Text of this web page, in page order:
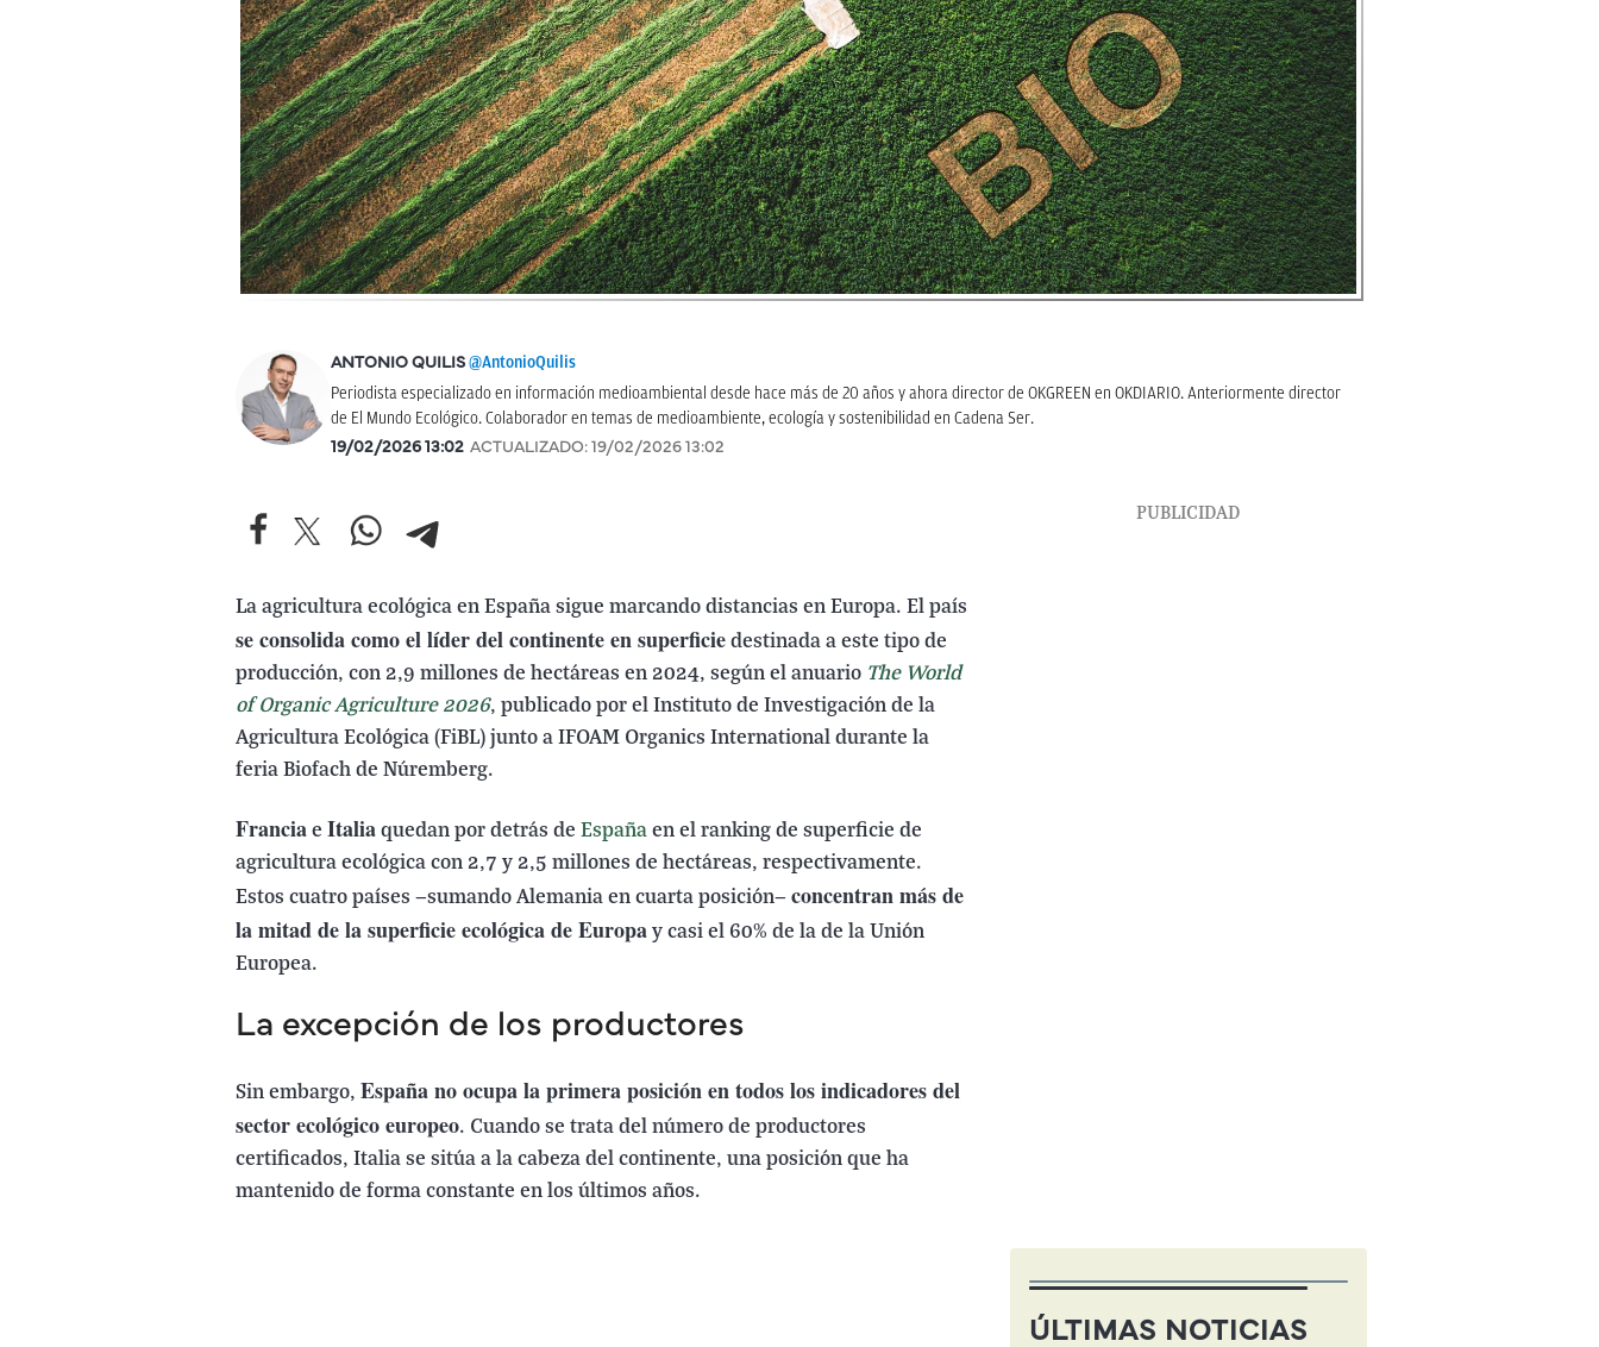
ANTONIO QUILIS @AntonioQuilis
Periodista especializado en información medioambiental desde hace más de 20 años y ahora director de OKGREEN en OKDIARIO. Anteriormente director
de El Mundo Ecológico. Colaborador en temas de medioambiente, ecología y sostenibilidad en Cadena Ser.
19/02/2026 13:02 ACTUALIZADO: 19/02/2026 13:02
La agricultura ecológica en España sigue marcando distancias en Europa. El país
se consolida como el líder del continente en superficie destinada a este tipo de
producción, con 2,9 millones de hectáreas en 2024, según el anuario The World
of Organic Agriculture 2026, publicado por el Instituto de Investigación de la
Agricultura Ecológica (FiBL) junto a IFOAM Organics International durante la
feria Biofach de Núremberg.
Francia e Italia quedan por detrás de España en el ranking de superficie de
agricultura ecológica con 2,7 y 2,5 millones de hectáreas, respectivamente.
Estos cuatro países —sumando Alemania en cuarta posición— concentran más de
la mitad de la superficie ecológica de Europa y casi el 60% de la de la Unión
Europea.
La excepción de los productores
Sin embargo, España no ocupa la primera posición en todos los indicadores del
sector ecológico europeo. Cuando se trata del número de productores
certificados, Italia se sitúa a la cabeza del continente, una posición que ha
mantenido de forma constante en los últimos años.
ÚLTIMAS NOTICIAS